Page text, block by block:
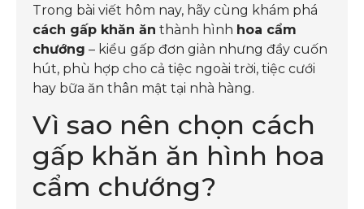
Trong bài viết hôm nay, hãy cùng khám phá
cách gấp khăn ăn thành hình hoa cẩm
chướng – kiểu gấp đơn giản nhưng đầy cuốn
hút, phù hợp cho cả tiệc ngoài trời, tiệc cưới
hay bữa ăn thân mật tại nhà hàng.
Vì sao nên chọn cách
gấp khăn ăn hình hoa
cẩm chướng?